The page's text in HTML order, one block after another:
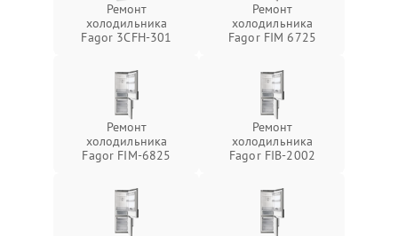
Ремонт
холодильника
Fagor 3CFH-301
Ремонт
холодильника
Fagor FIM 6725
Ремонт
холодильника
Fagor FIM-6825
Ремонт
холодильника
Fagor FIB-2002